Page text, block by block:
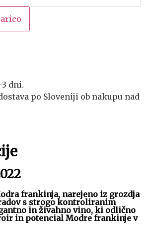
3 dni.
po Sloveniji ob nakupu nad
frankinja, narejeno iz grozdja
s strogo kontroliranim
in živahno vino, ki odlično
in potencial Modre frankinje v